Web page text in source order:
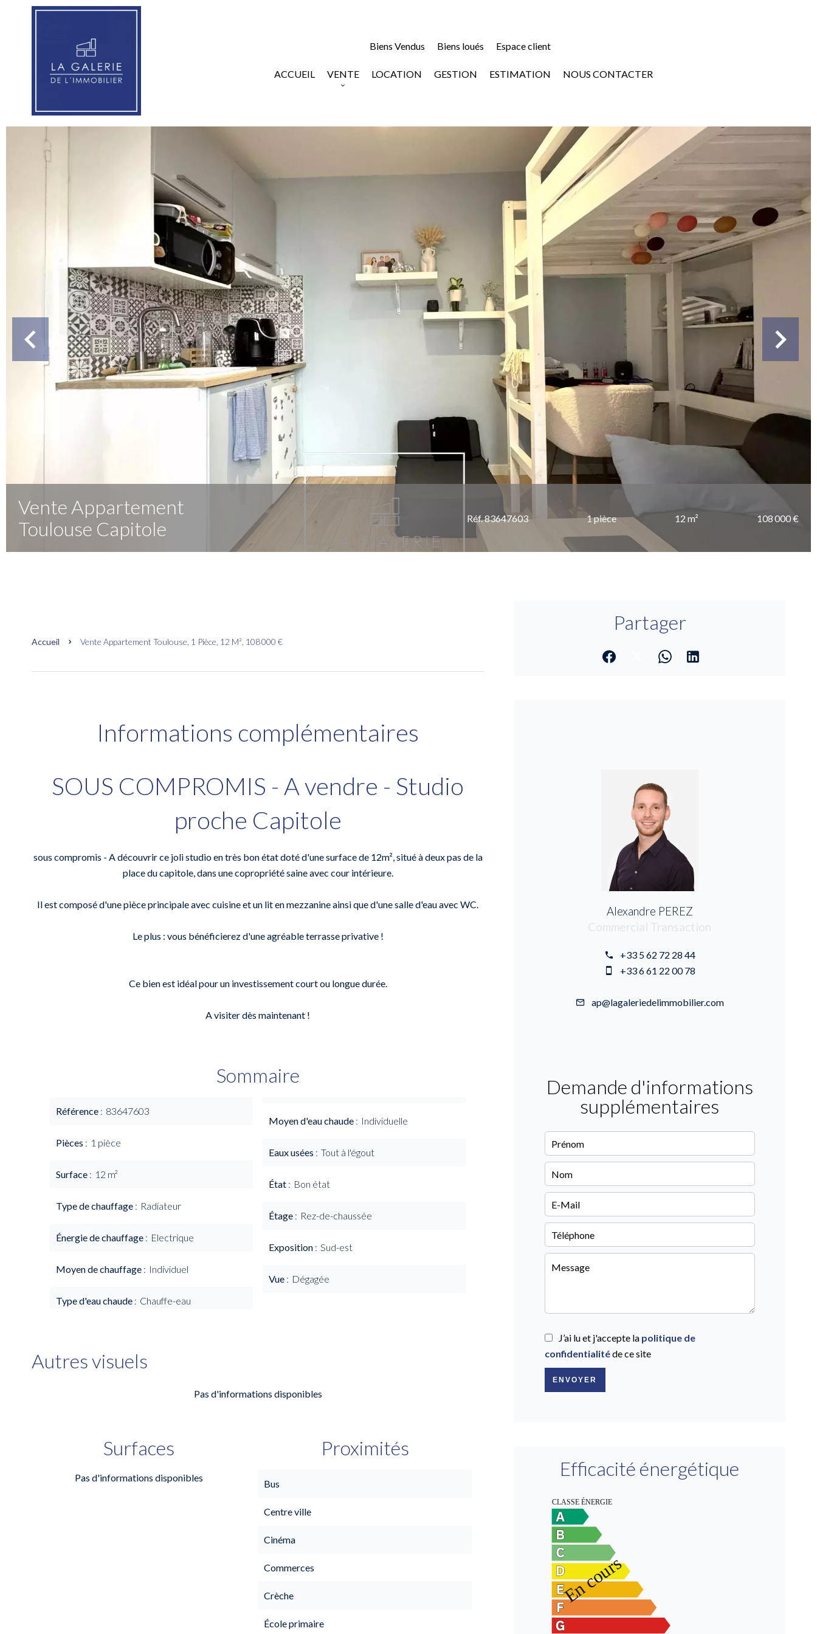
Biens Vendus Biens loués Espace client
ACCUEIL VENTE LOCATION GESTION ESTIMATION NOUS CONTACTER
Vente Appartement
Toulouse Capitole
Réf. 83647603 1 pièce 12 m² 108 000 €
Accueil Vente Appartement Toulouse, 1 Pièce, 12 M², 108 000 €
Informations complémentaires
SOUS COMPROMIS - A vendre - Studio
proche Capitole
sous compromis - A découvrir ce joli studio en très bon état doté d'une surface de 12m², situé à deux pas de la
place du capitole, dans une copropriété saine avec cour intérieure.
Il est composé d'une pièce principale avec cuisine et un lit en mezzanine ainsi que d'une salle d'eau avec WC.
Le plus : vous bénéficierez d'une agréable terrasse privative !
Ce bien est idéal pour un investissement court ou longue durée.
A visiter dès maintenant !
Sommaire
Référence 83647603
Pièces 1 pièce
Surface 12 m²
Type de chauffage Radiateur
Énergie de chauffage Electrique
Moyen de chauffage Individuel
Type d'eau chaude Chauffe-eau
Moyen d'eau chaude Individuelle
Eaux usées Tout à l'égout
État Bon état
Étage Rez-de-chaussée
Exposition Sud-est
Vue Dégagée
Autres visuels
Pas d'informations disponibles
Surfaces
Pas d'informations disponibles
Proximités
Bus
Centre ville
Cinéma
Commerces
Crèche
École primaire
Partager
Alexandre PEREZ
+33 5 62 72 28 44
+33 6 61 22 00 78
ap@lagaleriedelimmobilier.com
Demande d'informations
supplémentaires
J’ai lu et j'accepte la politique de
confidentialitéde ce site
ENVOYER
Efficacité énergétique